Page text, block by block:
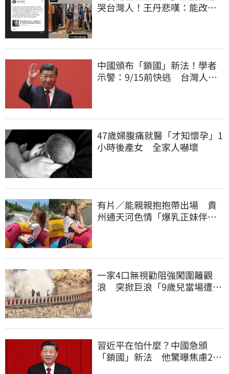
哭台灣人！王丹悲嘆：能改變
中國頒布「鎖國」新法！學者
示警：9/15前快逃 台灣人也
47歲婦腹痛就醫「才知懷孕」1
小時後產女 全家人嚇壞
有片／能親親抱抱帶出場 貴
州通天河色情「爆乳正妹伴
一家4口無視勸阻強闖圍籬觀
浪 突掀巨浪「9歲兒當場遭捲
習近平在怕什麼？中國急頒
「鎖國」新法 他驚曝焦慮2